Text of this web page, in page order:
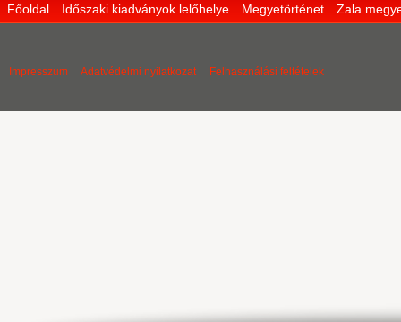
Főoldal Időszaki kiadványok lelőhelye Megyetörténet Zala
Impresszum Adatvédelmi nyilatkozat Felhasználási feltételek